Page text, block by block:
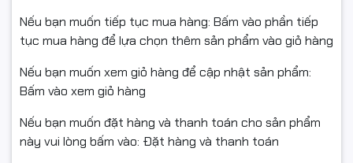
livestream.
Hiệu năng gaming cực tốt
trong phân khúc
CPU Intel Core i5 14400F là lựa chọn cực kỳ phù hợp
Nếu bạn muốn tiếp tục mua hàng: Bấm vào phần tiếp
tục mua hàng để lựa chọn thêm sản phẩm vào giỏ hàng
Nếu bạn muốn xem giỏ hàng để cập nhật sản phẩm:
Bấm vào xem giỏ hàng
Nếu bạn muốn đặt hàng và thanh toán cho sản phẩm
này vui lòng bấm vào: Đặt hàng và thanh toán